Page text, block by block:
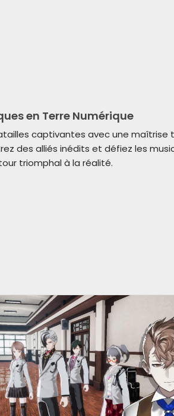
en Terre Numérique
captivantes avec une maîtrise
des alliés inédits et défiez les
triomphal à la réalité.